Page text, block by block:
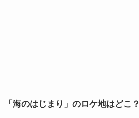
「海のはじまり」のロケ地はどこ？